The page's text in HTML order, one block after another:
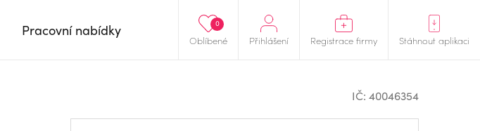
Oblíbené
0
Přihlášení Registrace firmy Stáhnout aplikaci
Pracovní nabídky
IČ: 40046354